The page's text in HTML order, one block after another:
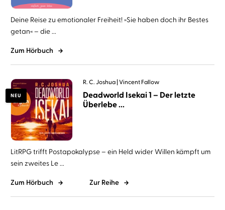
Deine Reise zu emotionaler Freiheit! »Sie haben doch ihr Bestes
getan« – die ...
Zum Hörbuch
NEU
R. C. Joshua Vincent Fallow
Deadworld Isekai 1 – Der letzte
Überlebe ...
LitRPG trifft Postapokalypse – ein Held wider Willen kämpft um
sein zweites Le ...
Zum Hörbuch Zur Reihe